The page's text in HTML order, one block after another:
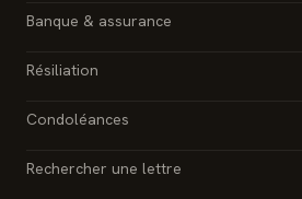
Banque & assurance
Résiliation
Condoléances
Rechercher une lettre